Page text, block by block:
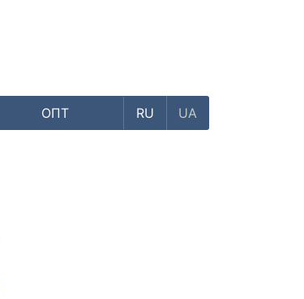
ОПТ RU UA